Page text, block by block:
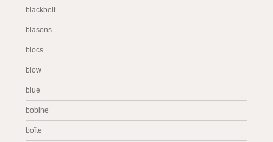
blackbelt
blasons
blocs
blow
blue
bobine
boîte